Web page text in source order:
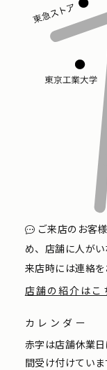
ご来店のお客
め、店舗に人が
来店時には連絡を
店舗の紹介はこ
カレンダー
赤字は店舗休業
間受け付けてい